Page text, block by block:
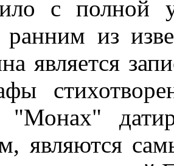
с полной
из
является
"Монах"
являются